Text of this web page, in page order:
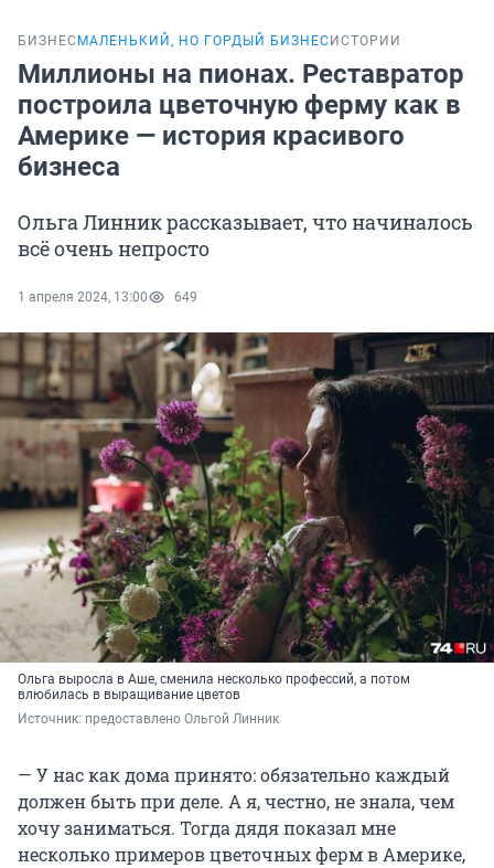
БИЗНЕС МАЛЕНЬКИЙ, НО ГОРДЫЙ БИЗНЕС ИСТОРИИ
Миллионы на пионах. Реставратор
построила цветочную ферму как в
Америке — история красивого
бизнеса
Ольга Линник рассказывает, что начиналось
всё очень непросто
1 апреля 2024, 13:00 649
Ольга выросла в Аше, сменила несколько профессий, а потом
влюбилась в выращивание цветов
Источник: предоставлено Ольгой Линник
— У нас как дома принято: обязательно каждый
должен быть при деле. А я, честно, не знала, чем
хочу заниматься. Тогда дядя показал мне
несколько примеров цветочных ферм в Америке,